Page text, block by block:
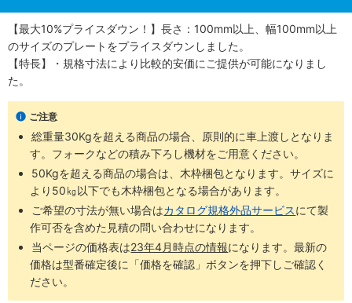
【最大10%プライスダウン！】長さ：100mm以上、幅100mm以上
のサイズのプレートをプライスダウンしました。
【特長】・規格寸法により比較的安価にご提供が可能になりまし
た。
ご注意
総重量30Kgを超える商品の場合、原則的に車上渡しとなりま
す。フォークなどの積み下ろし機材をご用意ください。
50Kgを超える商品の場合は、木枠梱包となります。サイズに
より50㎏以下でも木枠梱包となる場合があります。
ご希望の寸法が無い場合はカタログ規格外品サービス​にて製
作可否を含めた見積の問い合わせになります。
当ページの価格表は23年4月時点の情報になります。最新の
価格は型番確定後に「価格を確認」ボタンを押下しご確認く
ださい。